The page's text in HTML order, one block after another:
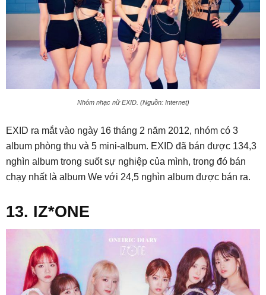
Nhóm nhạc nữ EXID. (Nguồn: Internet)
EXID ra mắt vào ngày 16 tháng 2 năm 2012, nhóm có 3
album phòng thu và 5 mini-album. EXID đã bán được 134,3
nghìn album trong suốt sự nghiệp của mình, trong đó bán
chạy nhất là album We với 24,5 nghìn album được bán ra.
13. IZ*ONE